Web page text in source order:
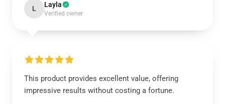
L Layla
Verified owner
This product provides excellent value, offering
impressive results without costing a fortune.